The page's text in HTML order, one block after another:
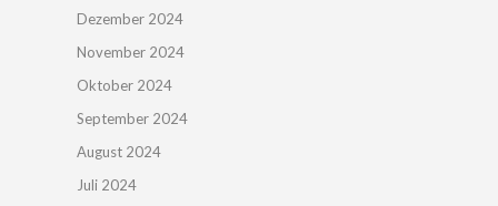
Dezember 2024
November 2024
Oktober 2024
September 2024
August 2024
Juli 2024